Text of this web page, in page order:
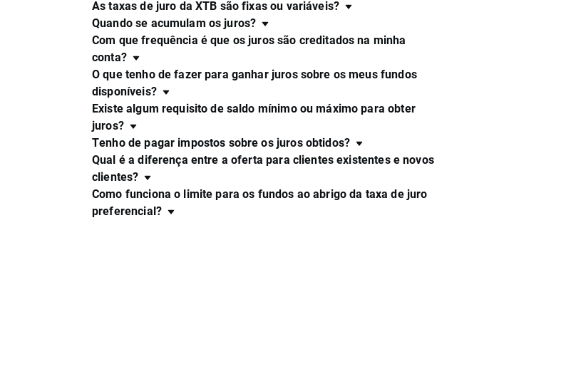
As taxas de juro da XTB são fixas ou variáveis?
Quando se acumulam os juros?
Com que frequência é que os juros são creditados na minha
conta?
O que tenho de fazer para ganhar juros sobre os meus fundos
disponíveis?
Existe algum requisito de saldo mínimo ou máximo para obter
juros?
Tenho de pagar impostos sobre os juros obtidos?
Qual é a diferença entre a oferta para clientes existentes e novos
clientes?
Como funciona o limite para os fundos ao abrigo da taxa de juro
preferencial?